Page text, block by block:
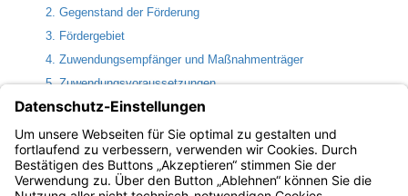
2. Gegenstand der Förderung
3. Fördergebiet
4. Zuwendungsempfänger und Maßnahmenträger
5. Zuwendungsvoraussetzungen
6. Art, Umfang und Höhe der Förderung
7. Zuwendungsfähige Ausgaben
8. Mehrfachförderung